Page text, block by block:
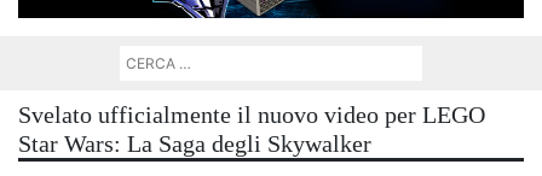
Svelato ufficialmente il nuovo video per LEGO
Star Wars: La Saga degli Skywalker